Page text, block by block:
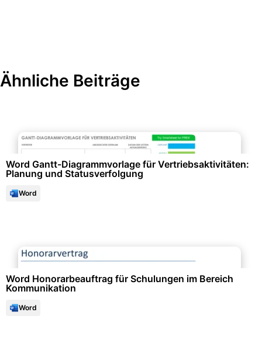
Ähnliche Beiträge
Word Gantt-Diagrammvorlage für Vertriebsaktivitäten:
Planung und Statusverfolgung
Word
Word Honorarbeauftrag für Schulungen im Bereich
Kommunikation
Word